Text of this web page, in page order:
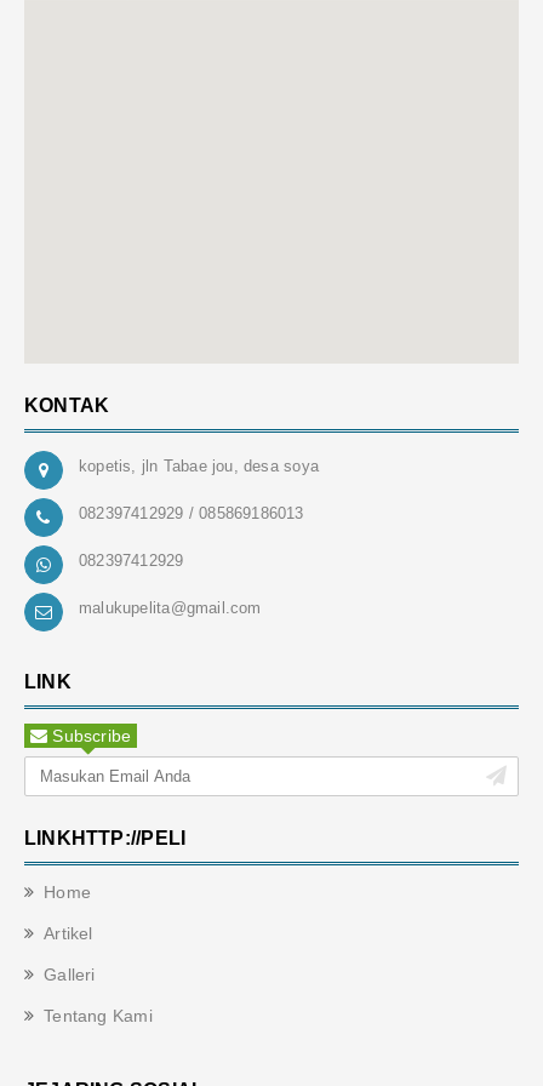
KONTAK
kopetis, jln Tabae jou, desa soya
082397412929 / 085869186013
082397412929
malukupelita@gmail.com
LINK
Subscribe
LINKHTTP://PELI
Home
Artikel
Galleri
Tentang Kami